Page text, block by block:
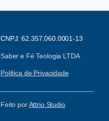
CNPJ: 62.357.060.0001-13
Saber e Fé Teologia LTDA
Política de Privacidade
Feito porAttrio Studio